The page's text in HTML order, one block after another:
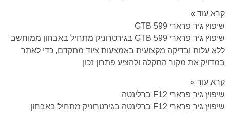
קרא עוד »
שיפוץ גיר פרארי 599 GTB
שיפוץ גיר פרארי 599 GTB בגירטרוניק מתחיל באבחון ממוחשב
ללא עלות ובדיקה מקצועית באמצעות ציוד מתקדם, כדי לאתר
במדויק את מקור התקלה ולהציע פתרון נכון
קרא עוד »
שיפוץ גיר פרארי F12 ברלינטה
שיפוץ גיר פרארי F12 ברלינטה בגירטרוניק מתחיל באבחון